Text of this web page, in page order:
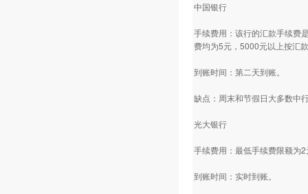
中国银行
手续费用：该行的汇款手续费
费均为5元，5000元以上按汇
到账时间：第二天到账。
缺点：周末和节假日大多数中
光大银行
手续费用：最低手续费限额为
到账时间：实时到账。